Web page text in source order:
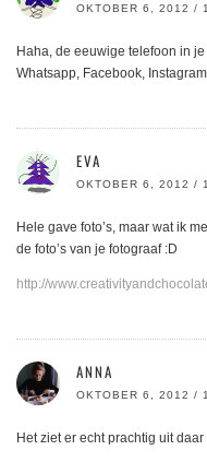
OKTOBER 6, 2012 /
Haha, de eeuwige telefoon in
Whatsapp, Facebook,
EVA
OKTOBER 6, 2012 /
Hele gave foto’s, maar wat ik
de foto’s van je fotograaf :D
http://
ANNA
OKTOBER 6, 2012 /
Het ziet er echt prachtig uit